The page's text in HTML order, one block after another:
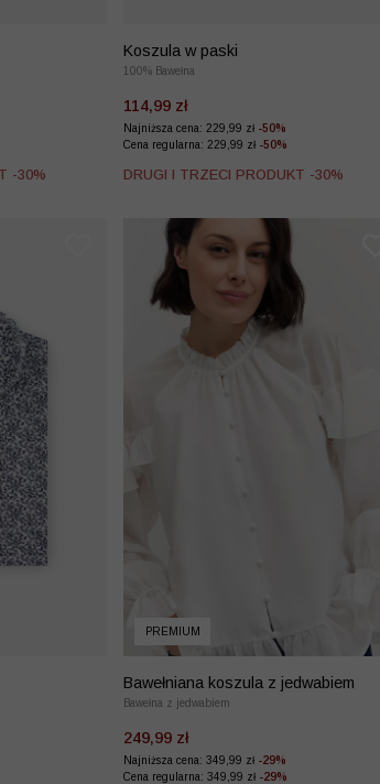
-30%
Koszula w paski
100% Bawełna
114,99 zł
Najniższa cena: 229,99 zł -50%
Cena regularna: 229,99 zł -50%
DRUGI I TRZECI PRODUKT -30%
PREMIUM
Bawełniana koszula z jedwabiem
Bawełna z jedwabiem
249,99 zł
Najniższa cena: 349,99 zł -29%
Cena regularna: 349,99 zł -29%